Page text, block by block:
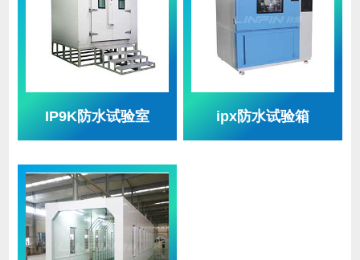
IP9K防水试验室 ipx防水试验箱